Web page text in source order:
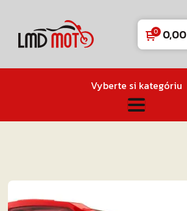
0,00
Vyberte si kategóriu